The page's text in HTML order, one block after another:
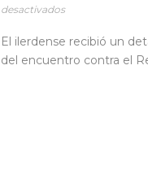
desactivados
El ilerdense recibió un
del encuentro contra el